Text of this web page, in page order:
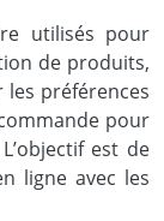
utilisés pour
de produits,
préférences
pour
est de
ligne avec les